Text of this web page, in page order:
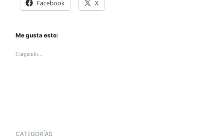
Facebook X
Me gusta esto:
Cargando...
CATEGORÍAS